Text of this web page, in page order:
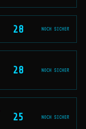
28 NOCH SICHER
28 NOCH SICHER
25 NOCH SICHER